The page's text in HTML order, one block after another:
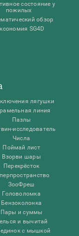
состояние у
пожилых
обзор
SG4D
лягушки
линия
Пазлы
исследователь
Числа
Поймай лист
Взорви шары
Перекрёсток
ЗооФреш
Головоломка
Бензоколонка
Пары и суммы
и вычитай
с мышкой